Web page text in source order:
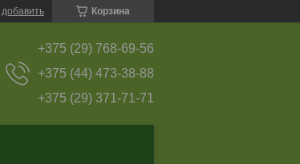
Корзина
добавить
+375 (29) 768-69-56
+375 (44) 473-38-88
+375 (29) 371-71-71